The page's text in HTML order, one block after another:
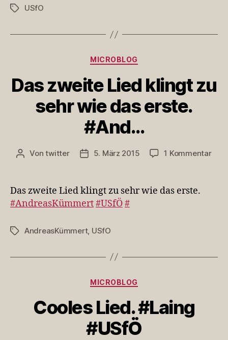
Schlagwörter
USfO
Kategorien
MICROBLOG
Das zweite Lied klingt zu
sehr wie das erste.
#And…
Beitragsautor
Vontwitter Veröffentlichungsdatum
5. März 2015 1 Kommentarzu
Das zweite Lied klingt zu sehr wie das erste.
#AndreasKümmert#USfÖ#
Schlagwörter
AndreasKümmert, USfO
Kategorien
MICROBLOG
Cooles Lied. #Laing
#USfÖ